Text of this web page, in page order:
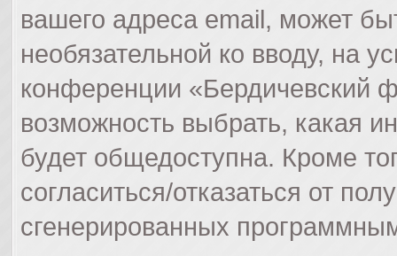
вашего адреса email, может
необязательной ко вводу, на
конференции «Бердичевский
возможность выбрать, какая
будет общедоступна. Кроме
согласиться/отказаться от
сгенерированных